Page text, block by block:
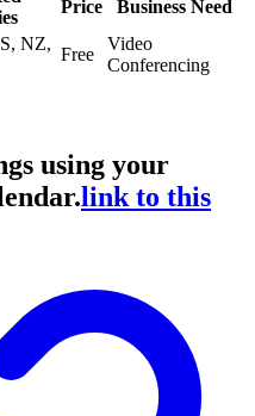
Price Business Need
NZ,
Free
Video
Conferencing
using your
link to this